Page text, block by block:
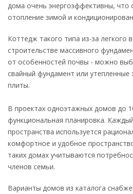
дома очень энергоэффективны, что
отопление зимой и
Коттедж такого типа из-за легкого
строительстве массивного
от особенностей почвы - можно
свайный фундамент или
плиты.
В проектах одноэтажных домов до
функциональная планировка.
пространства используется
комфортное и удобное
таких домах учитываются
членов семьи.
Варианты домов из каталога